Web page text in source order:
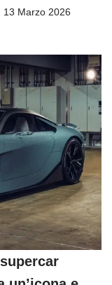
13 Marzo 2026